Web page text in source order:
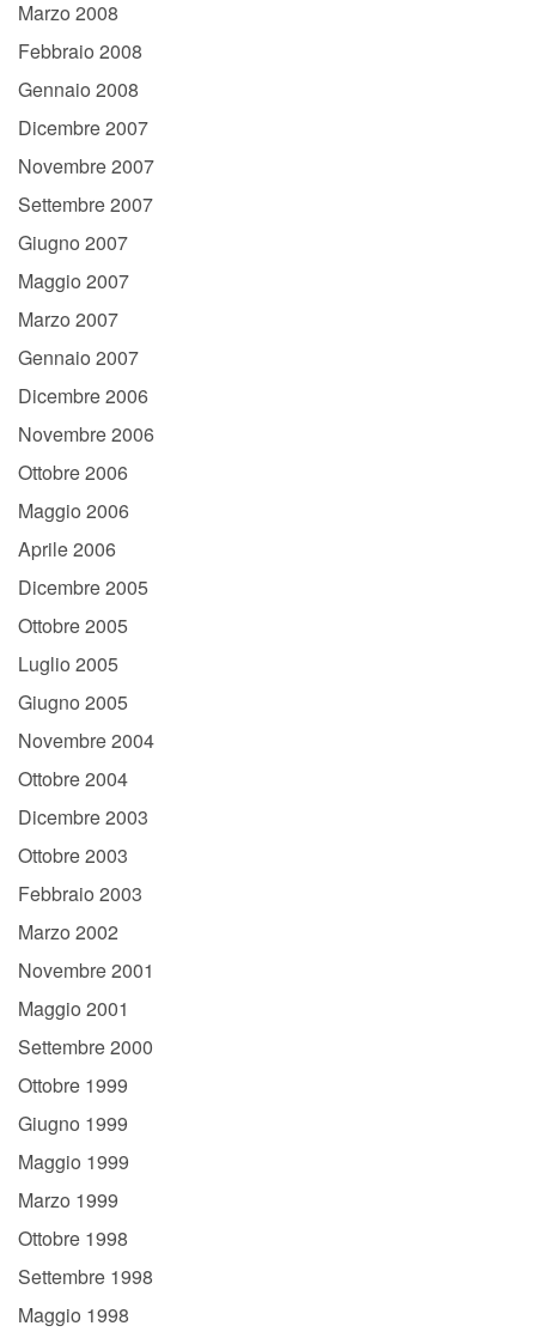
Marzo 2008
Febbraio 2008
Gennaio 2008
Dicembre 2007
Novembre 2007
Settembre 2007
Giugno 2007
Maggio 2007
Marzo 2007
Gennaio 2007
Dicembre 2006
Novembre 2006
Ottobre 2006
Maggio 2006
Aprile 2006
Dicembre 2005
Ottobre 2005
Luglio 2005
Giugno 2005
Novembre 2004
Ottobre 2004
Dicembre 2003
Ottobre 2003
Febbraio 2003
Marzo 2002
Novembre 2001
Maggio 2001
Settembre 2000
Ottobre 1999
Giugno 1999
Maggio 1999
Marzo 1999
Ottobre 1998
Settembre 1998
Maggio 1998